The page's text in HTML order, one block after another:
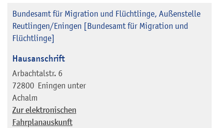
Bundesamt für Migration und Flüchtlinge, Außenstelle
Reutlingen/Eningen [Bundesamt für Migration und
Flüchtlinge]
Hausanschrift
Arbachtalstr. 6
72800 Eningen unter
Achalm
Zur elektronischen
Fahrplanauskunft